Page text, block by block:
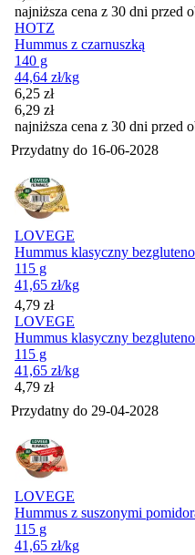
najniższa cena z 30 dni przed
HOTZ
Hummus z czarnuszką
140 g
44,64 zł/kg
Cena promocyjna
6,25 zł
6,29 zł
najniższa cena z 30 dni przed
Przydatny do 16-06-2028
LOVEGE
Hummus klasyczny
115 g
41,65 zł/kg
Cena
4,79 zł
LOVEGE
Hummus klasyczny
115 g
41,65 zł/kg
Cena
4,79 zł
Przydatny do 29-04-2028
LOVEGE
Hummus z suszonymi
115 g
41,65 zł/kg